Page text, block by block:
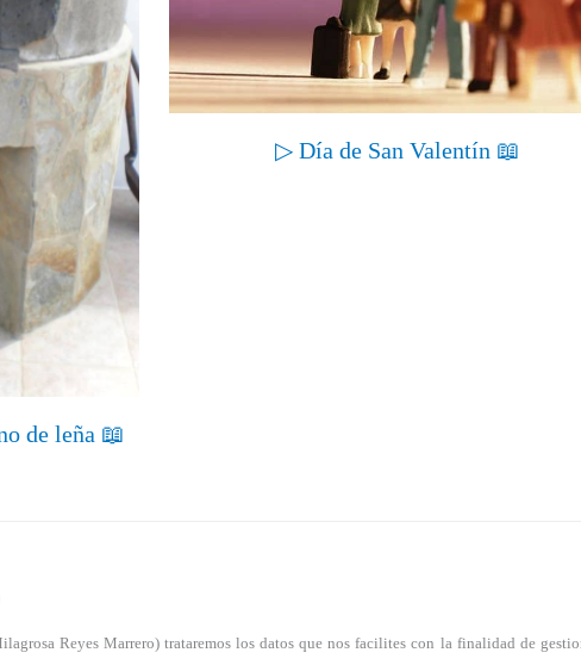
de leña 📖
▷ Día de San Valentín 📖
Reyes Marrero) trataremos los datos que nos facilites con la finalidad de